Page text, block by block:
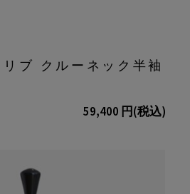
リブ クルーネック半袖
59,400 円(税込)